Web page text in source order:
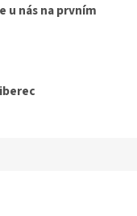
u nás na prvním